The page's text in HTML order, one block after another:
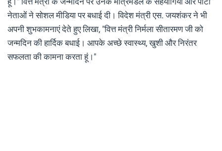
नेताओं ने सोशल मीडिया पर बधाई दी। विदेश मंत्री एस. जयशंकर ने भी
अपनी शुभकामनाएं देते हुए लिखा, "वित्त मंत्री निर्मला सीतारमण जी को
जन्मदिन की हार्दिक बधाई। आपके अच्छे स्वास्थ्य, खुशी और निरंतर
सफलता की कामना करता हूं।"